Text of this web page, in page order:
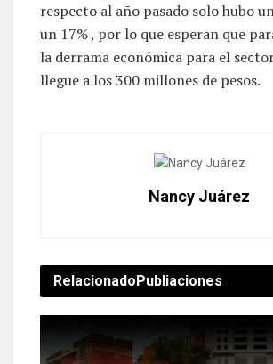
respecto al año pasado solo hubo
un 17% , por lo que esperan que
la derrama económica para el
llegue a los 300 millones de pesos.
Nancy Juárez
RelacionadoPubliaciones